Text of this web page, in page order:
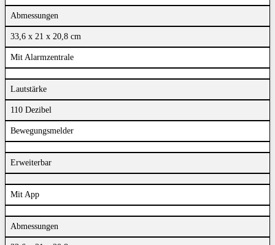
Abmessungen
33,6 x 21 x 20,8 cm
Mit Alarmzentrale
Lautstärke
110 Dezibel
Bewegungsmelder
Erweiterbar
Mit App
Abmessungen